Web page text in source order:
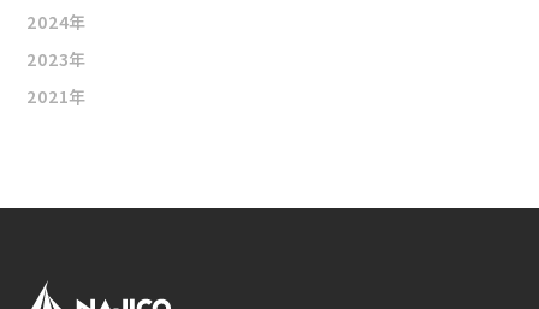
CSクーラコンパクト(CSC)
2024年
2023年
2021年